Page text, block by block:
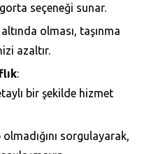
seçeneği sunar.
altında olması, taşınma
azaltır.
:
bir şekilde hizmet
sorgulayarak,